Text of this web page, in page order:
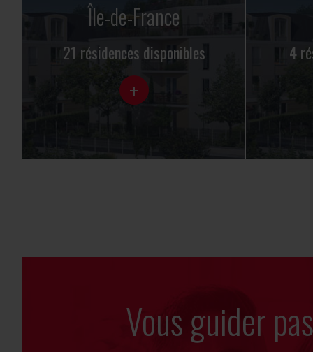
Île-de-France
21 résidences disponibles
+
4
Vous guider